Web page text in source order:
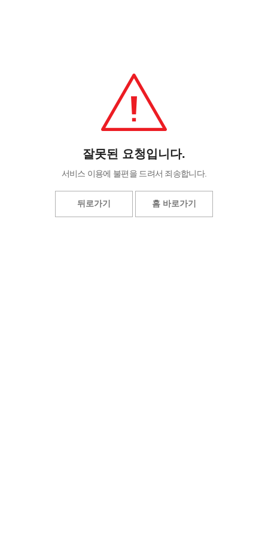
잘못된 요청입니다.
서비스 이용에 불편을 드려서 죄송합니다.
뒤로가기 홈 바로가기